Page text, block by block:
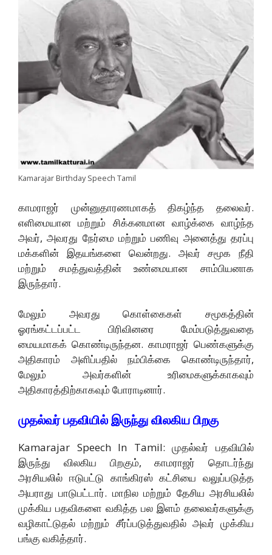
Kamarajar Birthday Speech Tamil
காமராஜர் முன்னுதாரணமாகத் திகழ்ந்த தலைவர்.
எளிமையான மற்றும் சிக்கனமான வாழ்க்கை வாழ்ந்த
அவர், அவரது நேர்மை மற்றும் பணிவு அனைத்து தரப்பு
மக்களின் இதயங்களை வென்றது. அவர் சமூக நீதி
மற்றும் சமத்துவத்தின் உண்மையான சாம்பியனாக
இருந்தார்.
மேலும் அவரது கொள்கைகள் சமூகத்தின்
ஓரங்கட்டப்பட்ட பிரிவினரை மேம்படுத்துவதை
மையமாகக் கொண்டிருந்தன. காமராஜர் பெண்களுக்கு
அதிகாரம் அளிப்பதில் நம்பிக்கை கொண்டிருந்தார்,
மேலும் அவர்களின் உரிமைகளுக்காகவும்
அதிகாரத்திற்காகவும் போராடினார்.
முதல்வர் பதவியில் இருந்து விலகிய பிறகு
Kamarajar Speech In Tamil: முதல்வர் பதவியில்
இருந்து விலகிய பிறகும், காமராஜர் தொடர்ந்து
அரசியலில் ஈடுபட்டு காங்கிரஸ் கட்சியை வலுப்படுத்த
அயராது பாடுபட்டார். மாநில மற்றும் தேசிய அரசியலில்
முக்கிய பதவிகளை வகித்த பல இளம் தலைவர்களுக்கு
வழிகாட்டுதல் மற்றும் சீர்ப்படுத்துவதில் அவர் முக்கிய
பங்கு வகித்தார்.